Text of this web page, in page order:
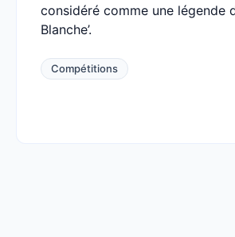
considéré comme une légende
Blanche’.
Compétitions